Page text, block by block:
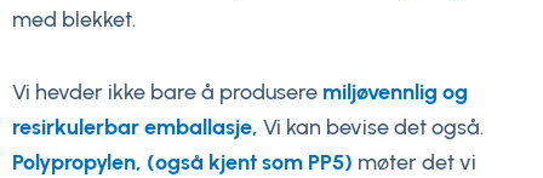
med blekket.
Vi hevder ikke bare å produsere miljøvennlig og
resirkulerbar emballasje, Vi kan bevise det også.
Polypropylen, (også kjent som PP5) møter det vi